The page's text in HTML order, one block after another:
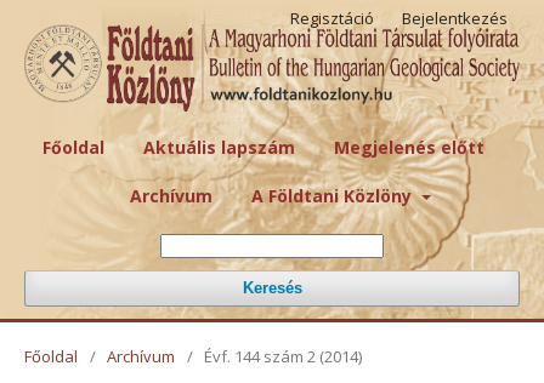
Főoldal Aktuális lapszám Megjelenés előtt
Archívum A Földtani Közlöny
Keresés
Regisztáció Bejelentkezés
Főoldal / Archívum / Évf. 144 szám 2 (2014)